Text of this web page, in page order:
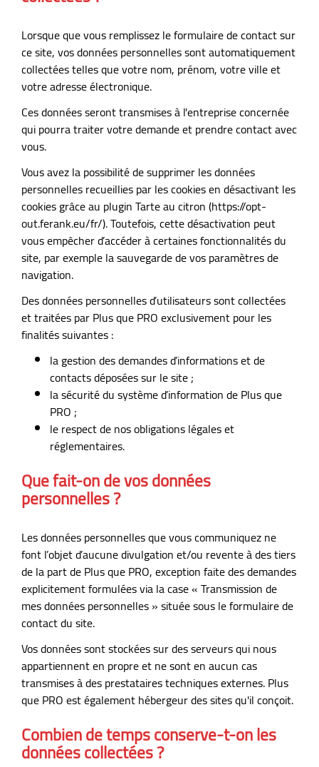
Lorsque que vous remplissez le formulaire de contact sur
ce site, vos données personnelles sont automatiquement
collectées telles que votre nom, prénom, votre ville et
votre adresse électronique.
Ces données seront transmises à l'entreprise concernée
qui pourra traiter votre demande et prendre contact avec
vous.
Vous avez la possibilité de supprimer les données
personnelles recueillies par les cookies en désactivant les
cookies grâce au plugin Tarte au citron (https://opt-
out.ferank.eu/fr/). Toutefois, cette désactivation peut
vous empêcher d’accéder à certaines fonctionnalités du
site, par exemple la sauvegarde de vos paramètres de
navigation.
Des données personnelles d’utilisateurs sont collectées
et traitées par Plus que PRO exclusivement pour les
finalités suivantes :
la gestion des demandes d’informations et de
contacts déposées sur le site ;
la sécurité du système d’information de Plus que
PRO ;
le respect de nos obligations légales et
réglementaires.
Que fait-on de vos données
personnelles ?
Les données personnelles que vous communiquez ne
font l’objet d’aucune divulgation et/ou revente à des tiers
de la part de Plus que PRO, exception faite des demandes
explicitement formulées via la case « Transmission de
mes données personnelles » située sous le formulaire de
contact du site.
Vos données sont stockées sur des serveurs qui nous
appartiennent en propre et ne sont en aucun cas
transmises à des prestataires techniques externes. Plus
que PRO est également hébergeur des sites qu'il conçoit.
Combien de temps conserve-t-on les
données collectées ?